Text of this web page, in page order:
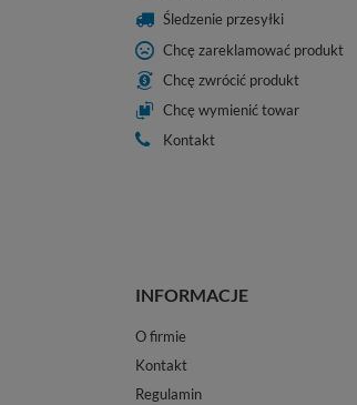
Śledzenie przesyłki
Chcę zareklamować produkt
Chcę zwrócić produkt
Chcę wymienić towar
Kontakt
INFORMACJE
O firmie
Kontakt
Regulamin